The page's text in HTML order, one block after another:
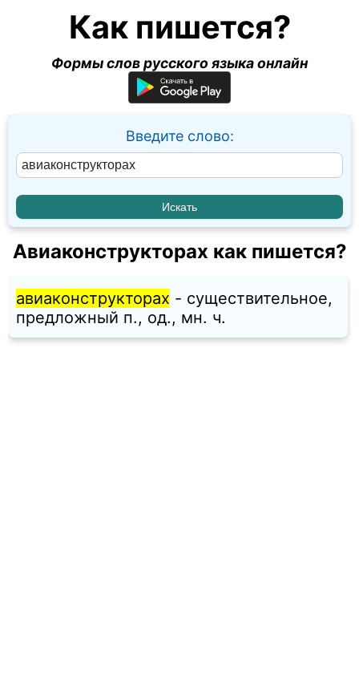
Как пишется?
Формы слов русского языка онлайн
Введите слово:
Авиаконструкторах как пишется?
авиаконструкторах - существительное,
предложный п., од., мн. ч.